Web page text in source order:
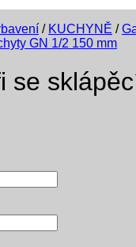
/ KUCHYNĚ /
se